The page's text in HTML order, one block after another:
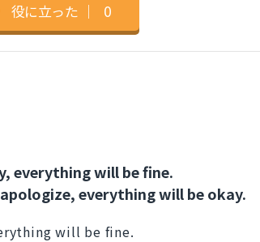
役に立った ｜ 0
everything will be fine.
everything will be okay.
will be fine.